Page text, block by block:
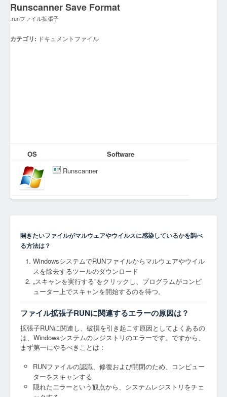
Runscanner Save Format
.runファイル拡張子
カテゴリ: ドキュメントファイル
OS
Software
Runscanner
開きたいファイルがマルウェアやウイルスに感染しているかを調べ
る方法は？
WindowsシステムでRUNファイルからマルウェアやウイル
スを除去するツールのダウンロード
„スキャンを実行する”をクリックし、プログラムがコンピ
ューター上でスキャンを開始するのを待つ。
ファイル拡張子RUNに関連するエラーの原因は？
拡張子RUNに関連し、破損を引き起こす原因としてよくあるの
は、Windowsシステムのレジストリのエラーです。ですから、
まず第一にやるべきことは：
RUNファイルの認識、修復および開閉のため、コンピュー
ターをスキャンする
隠れたエラーという観点から、システムレジストリをチェ